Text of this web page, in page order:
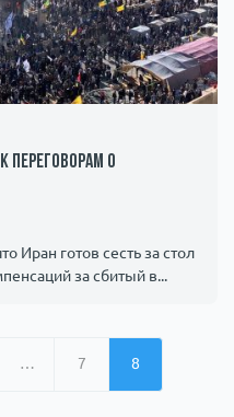
переговорам о
Иран готов сесть за стол
за сбитый в...
… 7 8